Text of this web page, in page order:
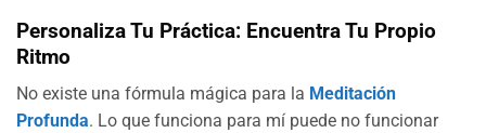
Personaliza Tu Práctica: Encuentra Tu Propio
Ritmo
No existe una fórmula mágica para la Meditación
Profunda. Lo que funciona para mí puede no funcionar